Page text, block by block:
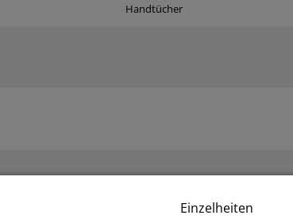
Handtücher
Einzelheiten